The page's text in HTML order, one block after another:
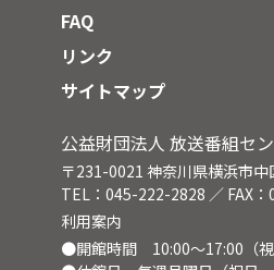
FAQ
リンク
サイトマップ
公益財団法人 放送番組セ
〒231-0021 神奈川県横浜市
TEL：045-222-2828 ／ FAX
利用案内
●開館時間 10:00～17:00（視